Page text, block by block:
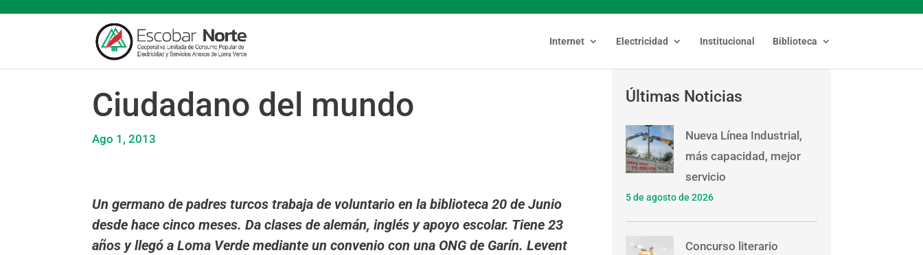
Internet Electricidad Institucional Biblioteca
Ciudadano del mundo
Ago 1, 2013
Un germano de padres turcos trabaja de voluntario en la biblioteca 20 de Junio
desde hace cinco meses. Da clases de alemán, inglés y apoyo escolar. Tiene 23
años y llegó a Loma Verde mediante un convenio con una ONG de Garín. Levent
Últimas Noticias
Nueva Línea Industrial,
más capacidad, mejor
servicio
5 de agosto de 2026
Concurso literario